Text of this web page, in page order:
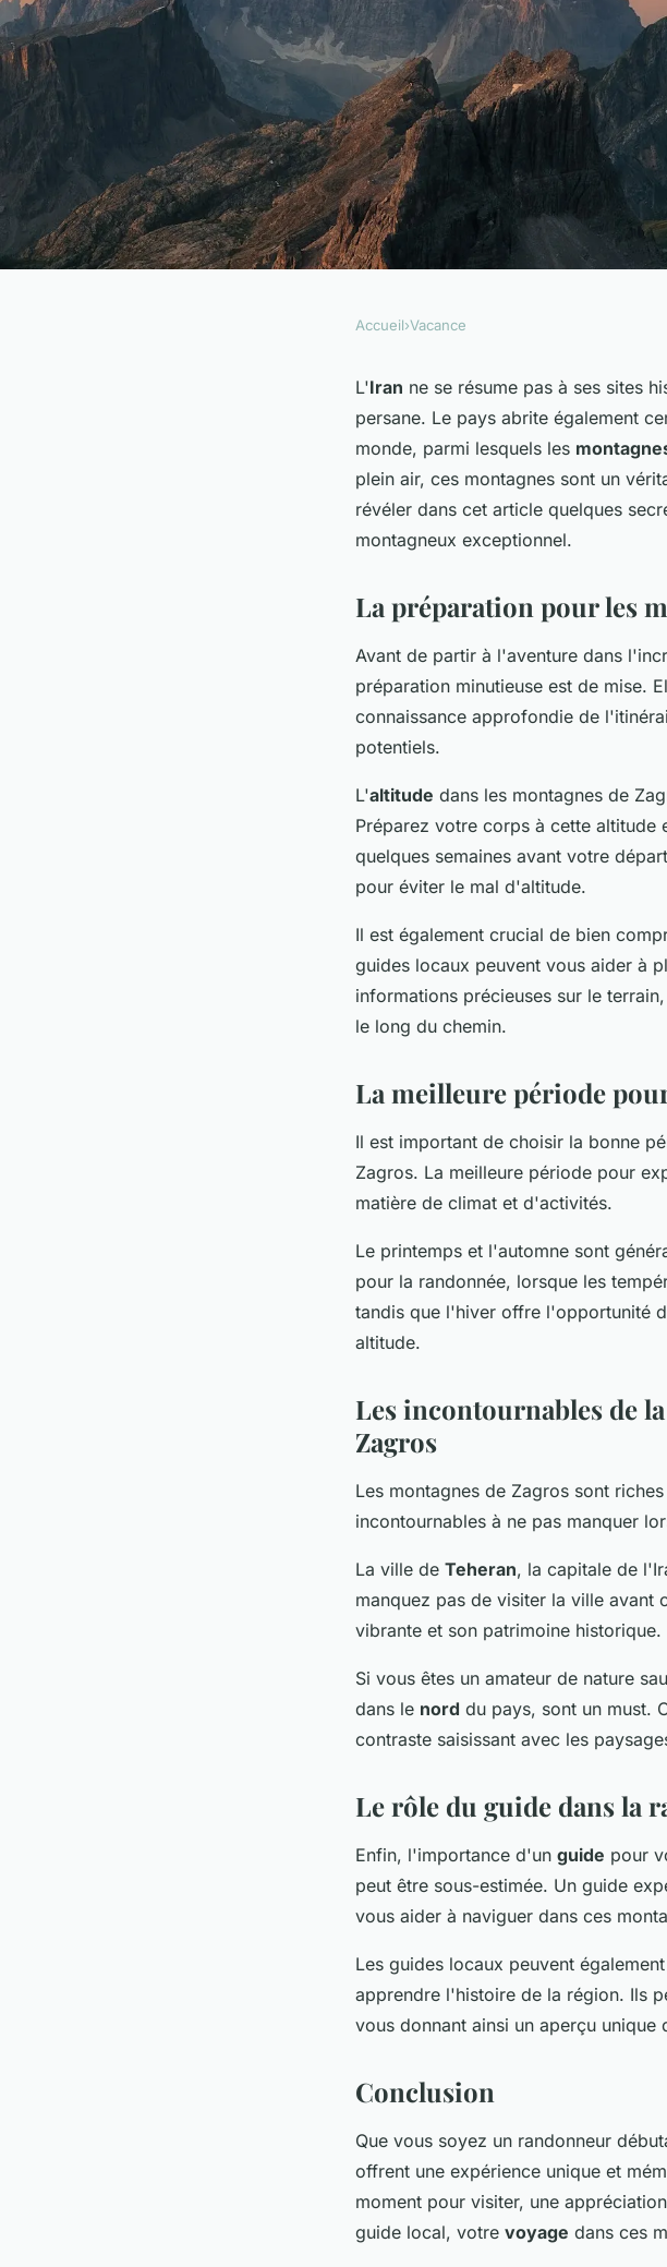
Quels sont les secrets pour
randonnée réussie dans les
montagnes de Zagros, Iran?
Accueil›Vacance
L'Iran ne se résume pas à ses sites
persane. Le pays abrite également
monde, parmi lesquels les
plein air, ces montagnes sont un
révéler dans cet article quelques
montagneux exceptionnel.
La préparation pour les
Avant de partir à l'aventure dans
préparation minutieuse est de mise.
connaissance approfondie de
potentiels.
L'altitude dans les montagnes de
Préparez votre corps à cette altitude
quelques semaines avant votre
pour éviter le mal d'altitude.
Il est également crucial de bien
guides locaux peuvent vous aider à
informations précieuses sur le
le long du chemin.
La meilleure période
Il est important de choisir la bonne
Zagros. La meilleure période pour
matière de climat et d'activités.
Le printemps et l'automne sont
pour la randonnée, lorsque les
tandis que l'hiver offre l'opportunité
altitude.
Les incontournables de
Zagros
Les montagnes de Zagros sont
incontournables à ne pas manquer
La ville de Teheran, la capitale de
manquez pas de visiter la ville avant
vibrante et son patrimoine historique.
Si vous êtes un amateur de nature
dans le nord du pays, sont un must.
contraste saisissant avec les
Le rôle du guide dans la
Enfin, l'importance d'un guide pour
peut être sous-estimée. Un guide
vous aider à naviguer dans ces
Les guides locaux peuvent
apprendre l'histoire de la région. Ils
vous donnant ainsi un aperçu
Conclusion
Que vous soyez un randonneur
offrent une expérience unique et
moment pour visiter, une
guide local, votre voyage dans ces